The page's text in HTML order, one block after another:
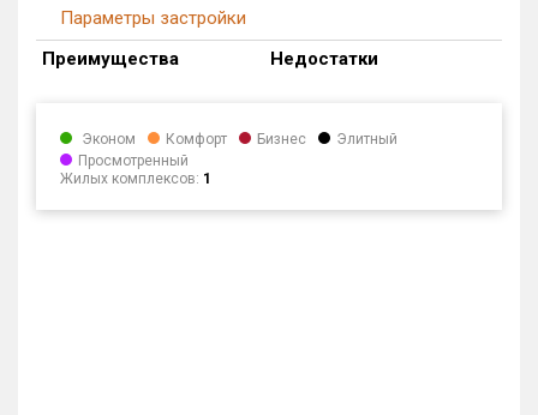
Параметры застройки
Преимущества
Недостатки
Эконом Комфорт Бизнес
Элитный
Просмотренный
Жилых комплексов: 1